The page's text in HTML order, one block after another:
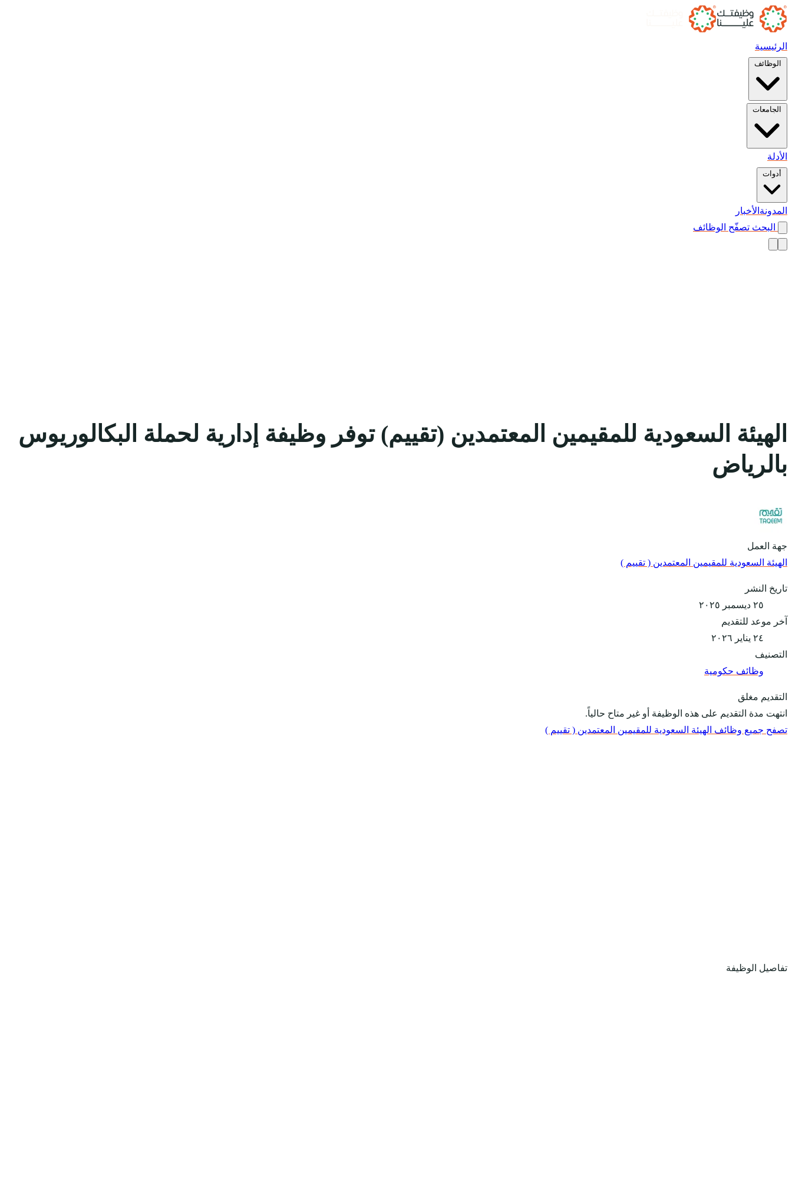
الرئيسية
الوظائف
الجامعات
الأدلة
أدوات
المدونة الأخبار
البحث تصفّح الوظائف
الهيئة السعودية للمقيمين المعتمدين (تقييم) توفر وظيفة إدارية لحملة البكالوريوس
بالرياض
جهة العمل
الهيئة السعودية للمقيمين المعتمدين ( تقييم )
تاريخ النشر
٢٥ ديسمبر ٢٠٢٥
آخر موعد للتقديم
٢٤ يناير ٢٠٢٦
التصنيف
وظائف حكومية
التقديم مغلق
انتهت مدة التقديم على هذه الوظيفة أو غير متاح حالياً.
تصفح جميع وظائف الهيئة السعودية للمقيمين المعتمدين ( تقييم )
تفاصيل الوظيفة